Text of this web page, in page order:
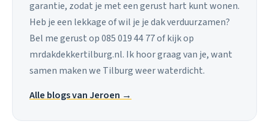
garantie, zodat je met een gerust hart kunt wonen.
Heb je een lekkage of wil je je dak verduurzamen?
Bel me gerust op 085 019 44 77 of kijk op
mrdakdekkertilburg.nl. Ik hoor graag van je, want
samen maken we Tilburg weer waterdicht.
Alle blogs van Jeroen →